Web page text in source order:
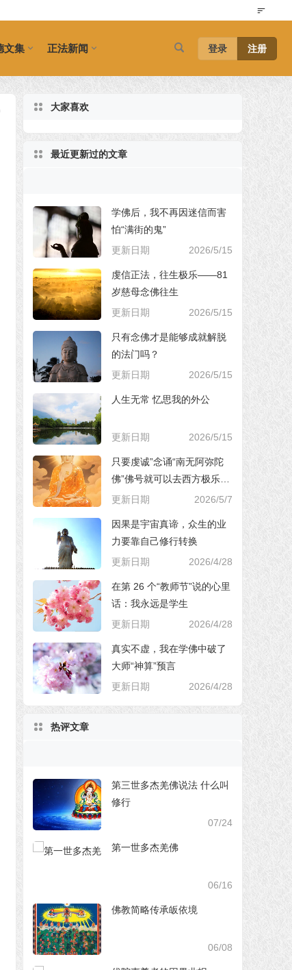
文集 正法新闻 登录 注册
大家喜欢
最近更新过的文章
学佛后，我不再因迷信而害
怕“满街的鬼”
更新日期
2026/5/15
虔信正法，往生极乐——81
岁慈母念佛往生
更新日期
2026/5/15
只有念佛才是能够成就解脱
的法门吗？
更新日期
2026/5/15
人生无常 忆思我的外公
更新日期 2026/5/15
只要虔诚”念诵“南无阿弥陀
佛”佛号就可以去西方极乐世
界，对吗？
更新日期 2026/5/7
因果是宇宙真谛，众生的业
力要靠自己修行转换
更新日期
2026/4/28
在第 26 个“教师节”说的心里
话：我永远是学生
更新日期
2026/4/28
真实不虚，我在学佛中破了
大师“神算”预言
更新日期
2026/4/28
热评文章
第三世多杰羌佛说法 什么叫
修行
07/24
第一世多杰羌佛
06/16
佛教简略传承皈依境
06/08